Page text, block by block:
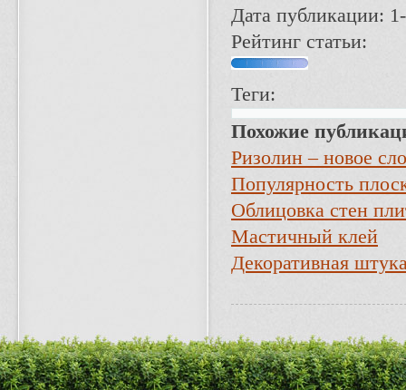
Дата публикации:
Рейтинг статьи:
Теги:
Похожие
Ризолин – новое
Популярность
Облицовка стен
Мастичный клей
Декоративная